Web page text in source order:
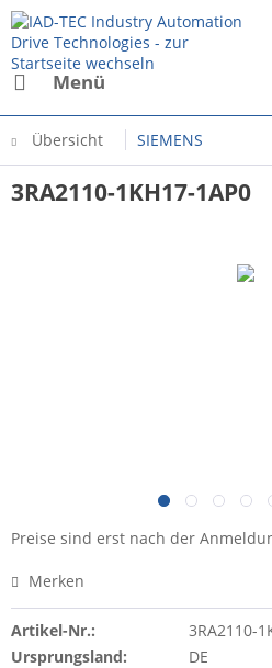
Menü
Übersicht SIEMENS
3RA2110-1KH17-1AP0
Preise sind erst nach der
Merken
Artikel-Nr.:
3RA2110-
Ursprungsland:
DE